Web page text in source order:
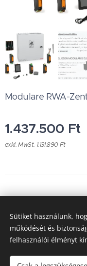
Modulare RWA-
1.437.500 Ft
exkl. MwSt. 1.131.890 Ft
Sütiket használunk,
működését és
felhasználói élményt